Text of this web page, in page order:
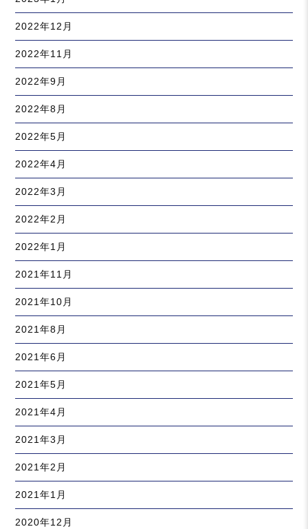
2022年12月
2022年11月
2022年9月
2022年8月
2022年5月
2022年4月
2022年3月
2022年2月
2022年1月
2021年11月
2021年10月
2021年8月
2021年6月
2021年5月
2021年4月
2021年3月
2021年2月
2021年1月
2020年12月